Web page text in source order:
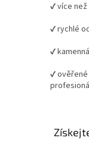
✔ více
✔ rychlé
✔
✔ ověřené